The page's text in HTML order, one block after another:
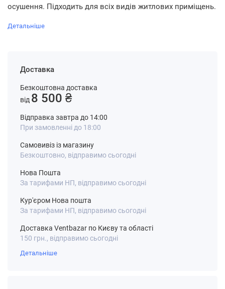
осушення. Підходить для всіх видів житлових приміщень.
Детальніше
Доставка
Безкоштовна доставка
від 8 500 ₴
Відправка завтра до 14:00
При замовленні до 18:00
Самовивіз із магазину
Безкоштовно, відправимо сьогодні
Нова Пошта
За тарифами НП, відправимо сьогодні
Кур'єром Нова пошта
За тарифами НП, відправимо сьогодні
Доставка Ventbazar по Києву та області
150 грн., відправимо сьогодні
Детальніше